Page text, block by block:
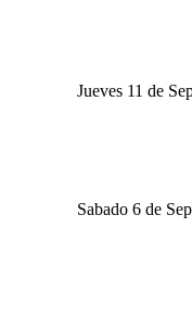
Jueves 11 de
Sabado 6 de